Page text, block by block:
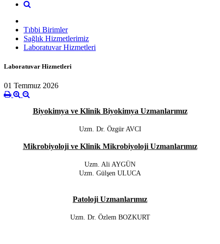
Tıbbi Birimler
Sağlık Hizmetlerimiz
Laboratuvar Hizmetleri
Laboratuvar Hizmetleri
01 Temmuz 2026
Biyokimya ve Klinik Biyokimya Uzmanlarımız
Uzm. Dr. Özgür AVCI
Mikrobiyoloji ve Klinik Mikrobiyoloji Uzmanlarımız
Uzm. Ali AYGÜN
Uzm. Gülşen ULUCA
Patoloji Uzmanlarımız
Uzm. Dr. Özlem BOZKURT